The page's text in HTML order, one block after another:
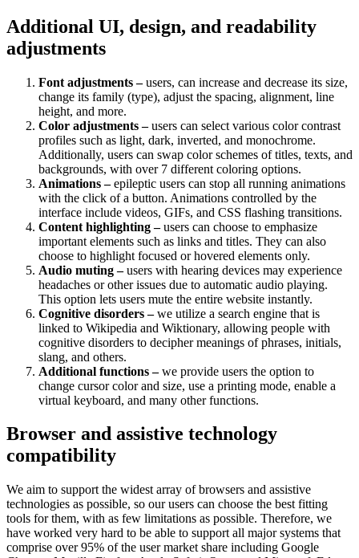
Additional UI, design, and readability
adjustments
Font adjustments –users, can increase and decrease its size,
change its family (type), adjust the spacing, alignment, line
height, and more.
Color adjustments –users can select various color contrast
profiles such as light, dark, inverted, and monochrome.
Additionally, users can swap color schemes of titles, texts, and
backgrounds, with over 7 different coloring options.
Animations –epileptic users can stop all running animations
with the click of a button. Animations controlled by the
interface include videos, GIFs, and CSS flashing transitions.
Content highlighting –users can choose to emphasize
important elements such as links and titles. They can also
choose to highlight focused or hovered elements only.
Audio muting –users with hearing devices may experience
headaches or other issues due to automatic audio playing.
This option lets users mute the entire website instantly.
Cognitive disorders –we utilize a search engine that is
linked to Wikipedia and Wiktionary, allowing people with
cognitive disorders to decipher meanings of phrases, initials,
slang, and others.
Additional functions –we provide users the option to
change cursor color and size, use a printing mode, enable a
virtual keyboard, and many other functions.
Browser and assistive technology
compatibility
We aim to support the widest array of browsers and assistive
technologies as possible, so our users can choose the best fitting
tools for them, with as few limitations as possible. Therefore, we
have worked very hard to be able to support all major systems that
comprise over 95% of the user market share including Google